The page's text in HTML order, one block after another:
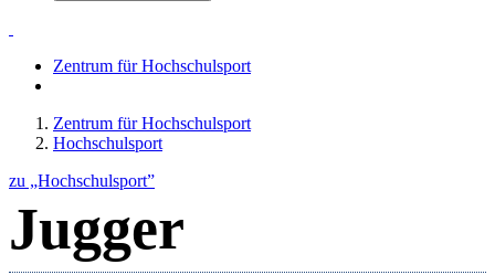
Zentrum für Hochschulsport
Zentrum für Hochschulsport
Hochschulsport
zu „Hochschulsport”
Jugger